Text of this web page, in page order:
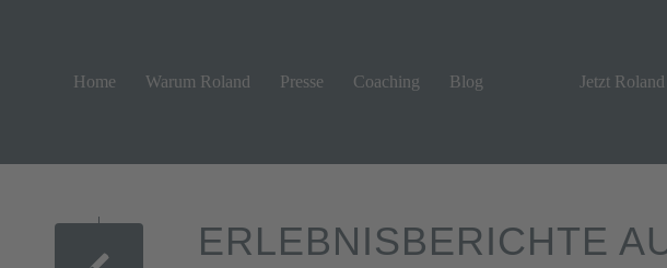
Home Warum Roland Presse Coaching Blog Jetzt
ERLEBNISBERICHTE